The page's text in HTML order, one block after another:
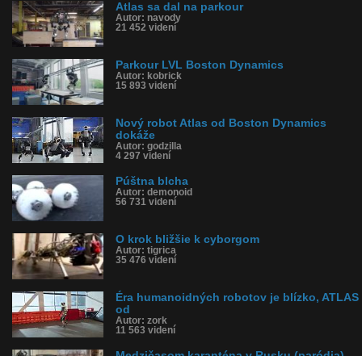
Atlas sa dal na parkour
Autor: navody
21 452 videní
Parkour LVL Boston Dynamics
Autor: kobrick
15 893 videní
Nový robot Atlas od Boston Dynamics
dokáže
Autor: godzilla
4 297 videní
Púštna blcha
Autor: demonoid
56 731 videní
O krok bližšie k cyborgom
Autor: tigrica
35 476 videní
Éra humanoidných robotov je blízko, ATLAS
od
Autor: zork
11 563 videní